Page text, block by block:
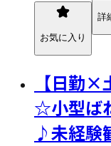
お気に入り
詳
【日勤
☆小型ば
♪未経験